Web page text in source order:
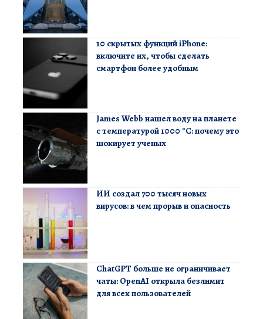
10 скрытых функций iPhone:
включите их, чтобы сделать
смартфон более удобным
James Webb нашел воду на планете
с температурой 1000 °C: почему это
шокирует ученых
ИИ создал 700 тысяч новых
вирусов: в чем прорыв и опасность
ChatGPT больше не ограничивает
чаты: OpenAI открыла безлимит
для всех пользователей